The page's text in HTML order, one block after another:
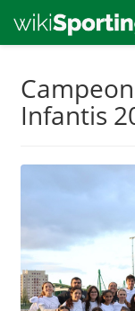
mainInfantis